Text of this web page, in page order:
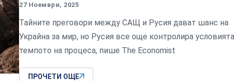
27 Ноември, 2025
Тайните преговори между САЩ и Русия дават шанс на
Украйна за мир, но Русия все още контролира
темпото на процеса, пише The Economist
ПРОЧЕТИ ОЩЕ